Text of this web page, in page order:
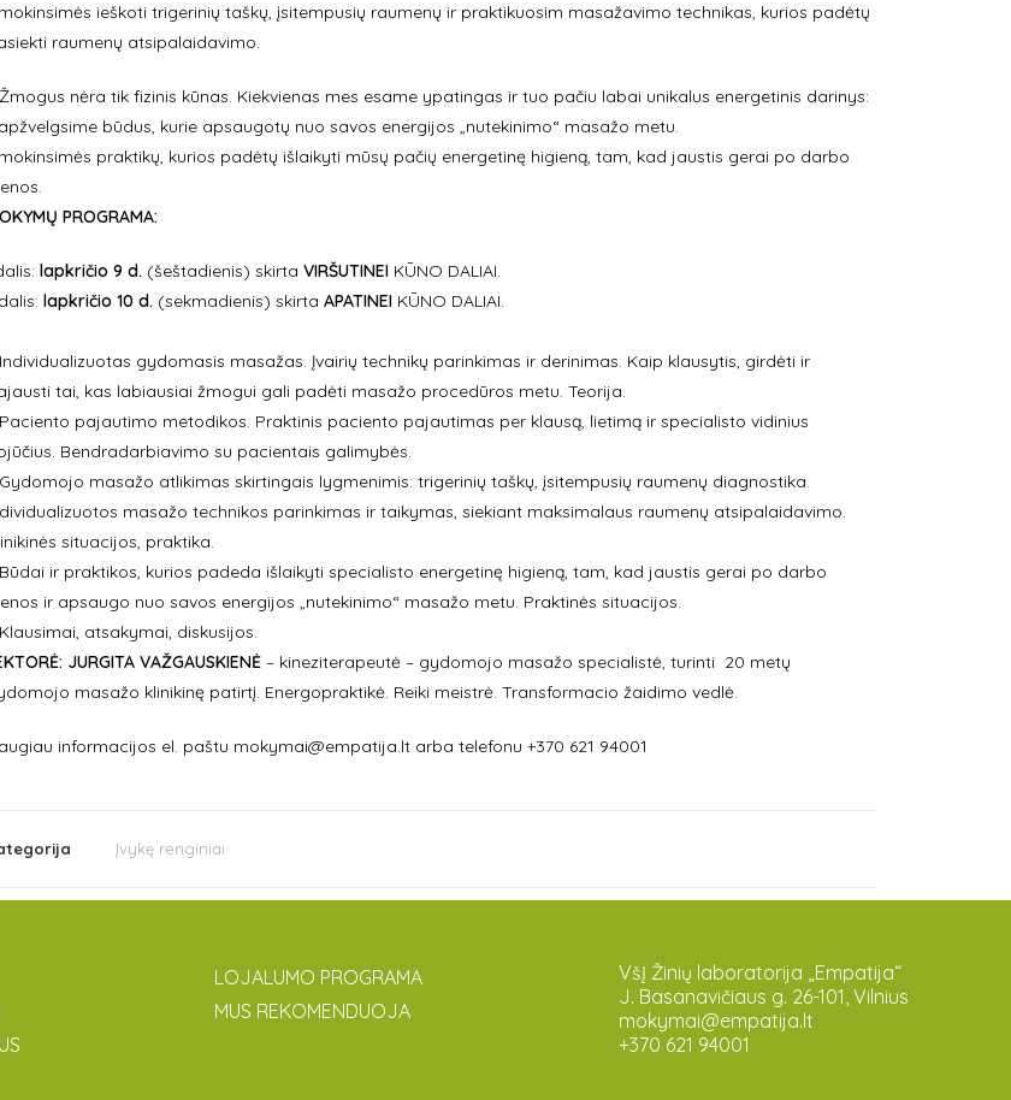
ieškoti trigerinių taškų, įsitempusių raumenų ir praktikuosim masažavimo technikas, kurios padėtų
raumenų atsipalaidavimo.
nėra tik fizinis kūnas. Kiekvienas mes esame ypatingas ir tuo pačiu labai unikalus energetinis darinys:
būdus, kurie apsaugotų nuo savos energijos „nutekinimo“ masažo metu.
praktikų, kurios padėtų išlaikyti mūsų pačių energetinę higieną, tam, kad jaustis gerai po darbo
PROGRAMA:
lapkričio 9 d. (šeštadienis) skirta VIRŠUTINEIKŪNO DALIAI.
lapkričio 10 d. (sekmadienis) skirta APATINEIKŪNO DALIAI.
gydomasis masažas. Įvairių technikų parinkimas ir derinimas. Kaip klausytis, girdėti ir
tai, kas labiausiai žmogui gali padėti masažo procedūros metu. Teorija.
pajautimo metodikos. Praktinis paciento pajautimas per klausą, lietimą ir specialisto vidinius
Bendradarbiavimo su pacientais galimybės.
masažo atlikimas skirtingais lygmenimis: trigerinių taškų, įsitempusių raumenų diagnostika.
masažo technikos parinkimas ir taikymas, siekiant maksimalaus raumenų atsipalaidavimo.
situacijos, praktika.
ir praktikos, kurios padeda išlaikyti specialisto energetinę higieną, tam, kad jaustis gerai po darbo
ir apsaugo nuo savos energijos „nutekinimo“ masažo metu. Praktinės situacijos.
atsakymai, diskusijos.
JURGITA VAŽGAUSKIENĖ– kineziterapeutė – gydomojo masažo specialistė, turinti 20 metų
masažo klinikinę patirtį. Energopraktikė. Reiki meistrė. Transformacio žaidimo vedlė.
informacijos el. paštu mokymai@empatija.lt arba telefonu +370 621 94001
Įvykę renginiai
LOJALUMO PROGRAMA
MUS REKOMENDUOJA
VšĮ Žinių laboratorija „Empatija“
J. Basanavičiaus g. 26-101, Vilnius
mokymai@empatija.lt
+370 621 94001